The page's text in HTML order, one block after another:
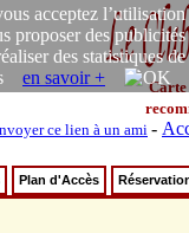
acceptez l’utilisation
proposer des publicités
des statistiques de
en savoir +
Carte
ce lien à un ami-
Plan d'Accès